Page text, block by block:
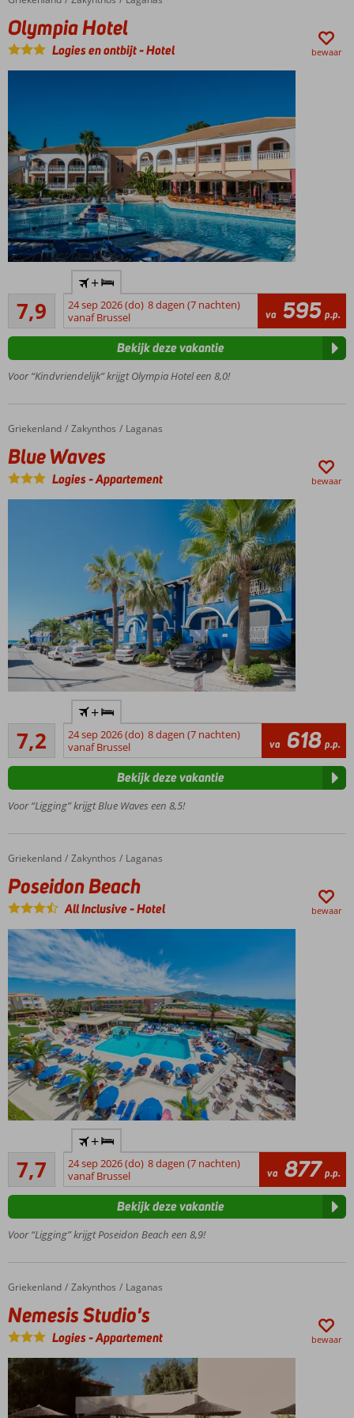
tuin met
olijfgaard
experience
Olympia Hotel
Logies en ontbijt-Hotel bewaar
min.
leeftijd
12 jaar
accommodatie
uitvalsbasis
van
Laganas
centrum
7,9
Goed
27
beoordelingen
+
24 sep 2026 (do) 8 dagen (7 nachten)
vanaf Brussel
va 595 p.p.
Voor “Kindvriendelijk” krijgt Olympia Hotel een 8,0!
Bekijk deze vakantie
Home
Griekenland Zakynthos Laganas
Blue Waves
Blue Waves
Logies-Appartement bewaar
van
het
strand
min.
appartementencomplex
7,2Voldoende/goed
45
beoordelingen
+
24 sep 2026 (do) 8 dagen (7 nachten)
vanaf Brussel
va 618 p.p.
Voor “Ligging” krijgt Blue Waves een 8,5!
Bekijk deze vakantie
Home
Griekenland Zakynthos Laganas
Poseidon Beach
Poseidon Beach
All Inclusive-Hotel bewaar
strand
van
Laganas
uitgaanscentrum
Nederlanders
Winnaar
the year
award
7,7
Goed
73
beoordelingen
+
24 sep 2026 (do) 8 dagen (7 nachten)
vanaf Brussel
va 877 p.p.
Voor “Ligging” krijgt Poseidon Beach een 8,9!
Bekijk deze vakantie
Home
Griekenland Zakynthos Laganas
Nemesis Studio's
Nemesis Studio's
Logies-Appartement bewaar